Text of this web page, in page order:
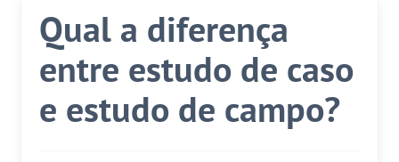
Qual a diferença
entre estudo de caso
e estudo de campo?